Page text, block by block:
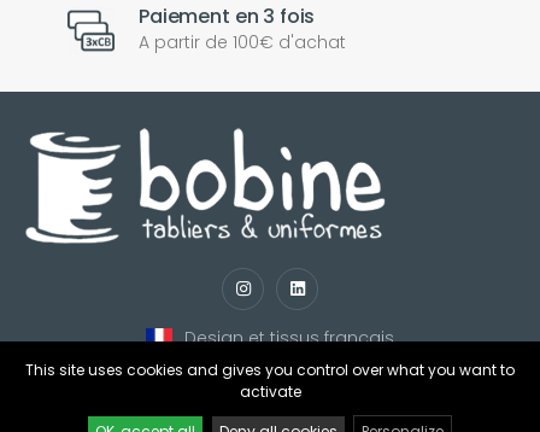
Paiement en 3 fois
A partir de 100€ d'achat
Design et tissus français
notify_engine
This site uses cookies and gives you control over what you want to
activate